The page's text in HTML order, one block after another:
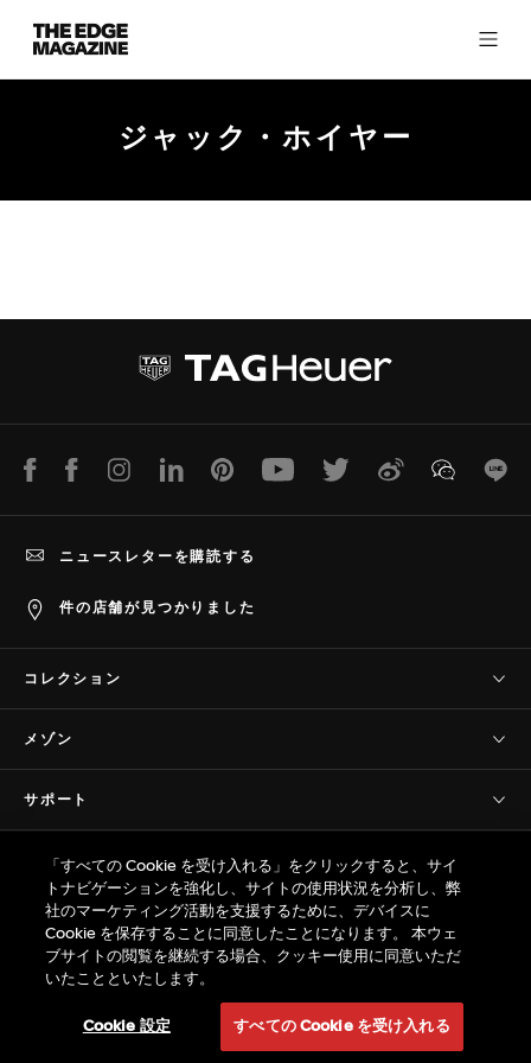
The
Edge
Magazine
ジャック・ホイヤー
LINE Facebook InstagramLinkedInPinterest YoutubeTwitter Weibo WeChat
件の店舗が見つかりました
ニュースレターを購読する
コレクション
タグ・ホイヤー フォーミュラ1
タグ・ホイヤー アクアレーサー
タグ・ホイヤー モナコ
タグ・ホイヤー オータヴィア
タグ・ホイヤー リンク
タグ・ホイヤー アイウェア
メゾン
プレスコーナー
プロの計時
採用情報
サポート
よくあるご質問(FAQ)
カスタマーケア
サイズ ガイド
プライバシー＆規約
販売規約
プライバシーポリシー
ウェブサイト利用規約
特定商取引法 / 古物営業法に基づく表示
© TAG Heuer Brand of LVMH Swiss
Manufactures SA - 2026
「すべての Cookie を受け入れる」をクリックすると、サイ
トナビゲーションを強化し、サイトの使用状況を分析し、弊
社のマーケティング活動を支援するために、デバイスに
Cookie を保存することに同意したことになります。 本ウェ
ブサイトの閲覧を継続する場合、クッキー使用に同意いただ
いたことといたします。
Cookie 設定 すべての Cookie を受け入れる